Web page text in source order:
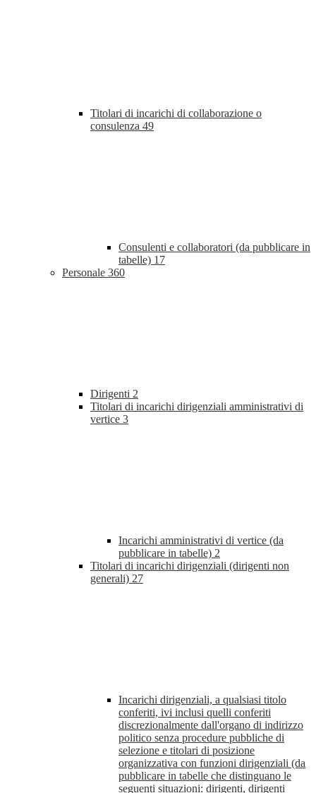
Titolari di incarichi di collaborazione o
consulenza 49
Consulenti e collaboratori (da pubblicare in
tabelle) 17
Personale 360
Dirigenti 2
Titolari di incarichi dirigenziali amministrativi di
vertice 3
Incarichi amministrativi di vertice (da
pubblicare in tabelle) 2
Titolari di incarichi dirigenziali (dirigenti non
generali) 27
Incarichi dirigenziali, a qualsiasi titolo
conferiti, ivi inclusi quelli conferiti
discrezionalmente dall'organo di indirizzo
politico senza procedure pubbliche di
selezione e titolari di posizione
organizzativa con funzioni dirigenziali (da
pubblicare in tabelle che distinguano le
seguenti situazioni: dirigenti, dirigenti